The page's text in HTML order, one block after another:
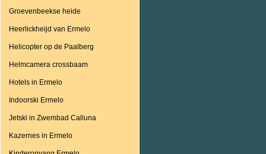
Groevenbeekse heide
Heerlickheijd van Ermelo
Helicopter op de Paalberg
Helmcamera crossbaam
Hotels in Ermelo
Indoorski Ermelo
Jetski in Zwembad Calluna
Kazernes in Ermelo